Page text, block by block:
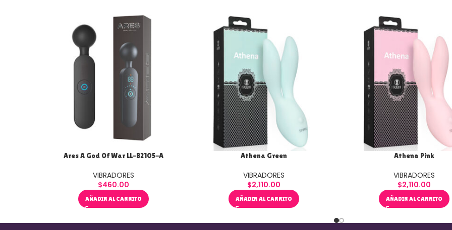
Ares A God Of War LL-B2105-A
VIBRADORES
$460.00
AÑADIR AL CARRITO
Athena Green
VIBRADORES
$2,110.00
AÑADIR AL CARRITO
Athena Pink
VIBRADORES
$2,110.00
AÑADIR AL CARRITO